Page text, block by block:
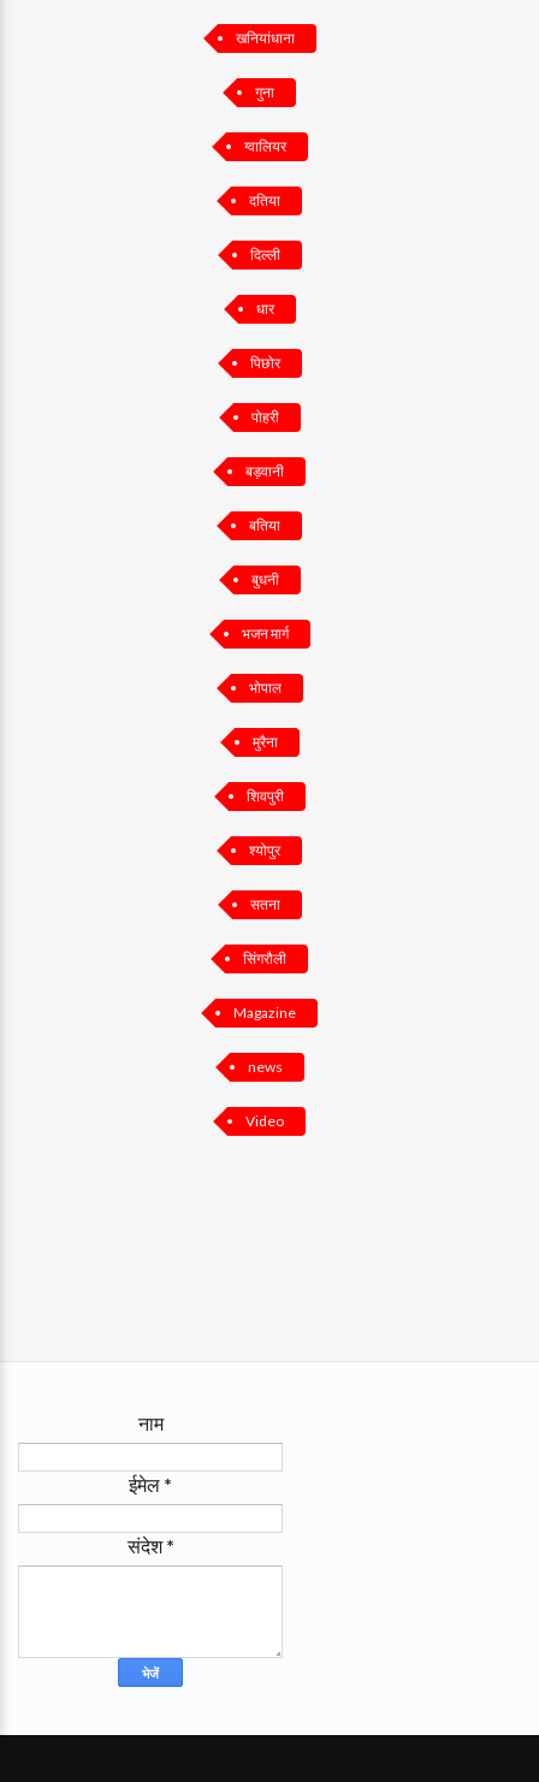
खनियांधाना
गुना
ग्वालियर
दतिया
दिल्ली
धार
पिछोर
पोहरी
बड़वानी
बतिया
बुधनी
भजन मार्ग
भोपाल
मुरैना
शिवपुरी
श्योपुर
सतना
सिंगरौली
Magazine
news
Video
नाम
ईमेल *
संदेश*